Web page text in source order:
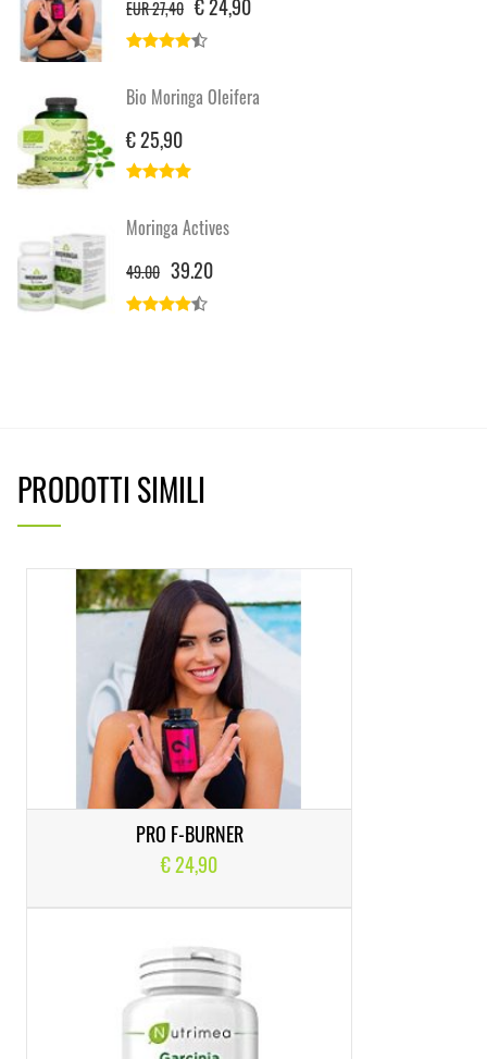
EUR 27,40 € 24,90
Bio Moringa Oleifera
€ 25,90
Moringa Actives
49.00 39.20
PRODOTTI SIMILI
PRO F-BURNER
€ 24,90